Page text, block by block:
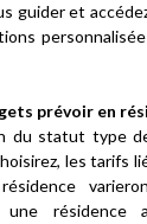
guider et
prévoir en
du statut type
les tarifs
une résidence